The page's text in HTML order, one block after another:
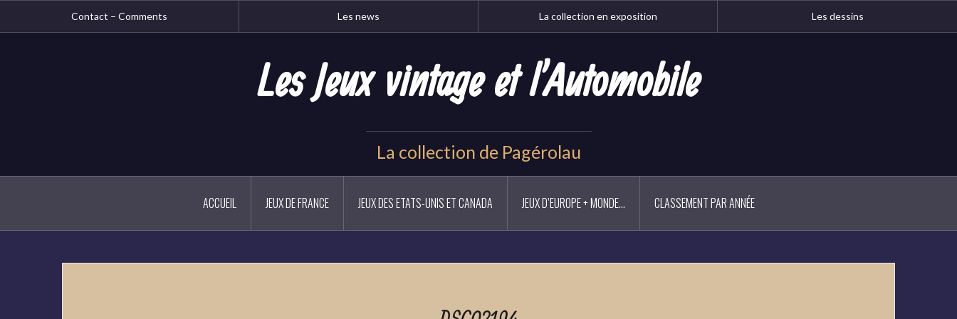
Contact – Comments Les news La collection en exposition Les dessins
Les Jeux vintage et l'Automobile
La collection de Pagérolau
ACCUEIL JEUX DE FRANCE JEUX DES ETATS-UNIS ET CANADA JEUX D’EUROPE + MONDE… CLASSEMENT PAR ANNÉE